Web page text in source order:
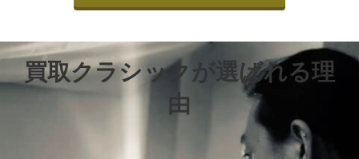
買取クラシックが選ばれる理
由